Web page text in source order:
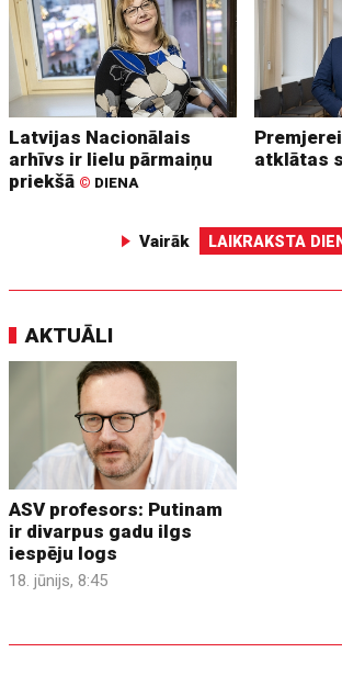
Latvijas Nacionālais
arhīvs ir lielu pārmaiņu
priekšā © DIENA
atklātas
Vairāk LAIKRAKSTA
AKTUĀLI
ASV profesors: Putinam
ir divarpus gadu ilgs
iespēju logs
18. jūnijs, 8:45